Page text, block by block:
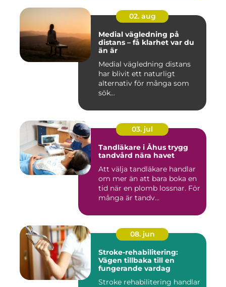
02. aug
Medial vägledning på
distans – få klarhet var du
än är
Medial vägledning distans
har blivit ett naturligt
alternativ för många som
sök...
03. jul
Tandläkare i Åhus trygg
tandvård nära havet
Att välja tandläkare handlar
om mer än att bara boka en
tid när en plomb lossnar. För
många är tandv...
08. jun
Stroke-rehabilitering:
Vägen tillbaka till en
fungerande vardag
Stroke rehabilitering handlar